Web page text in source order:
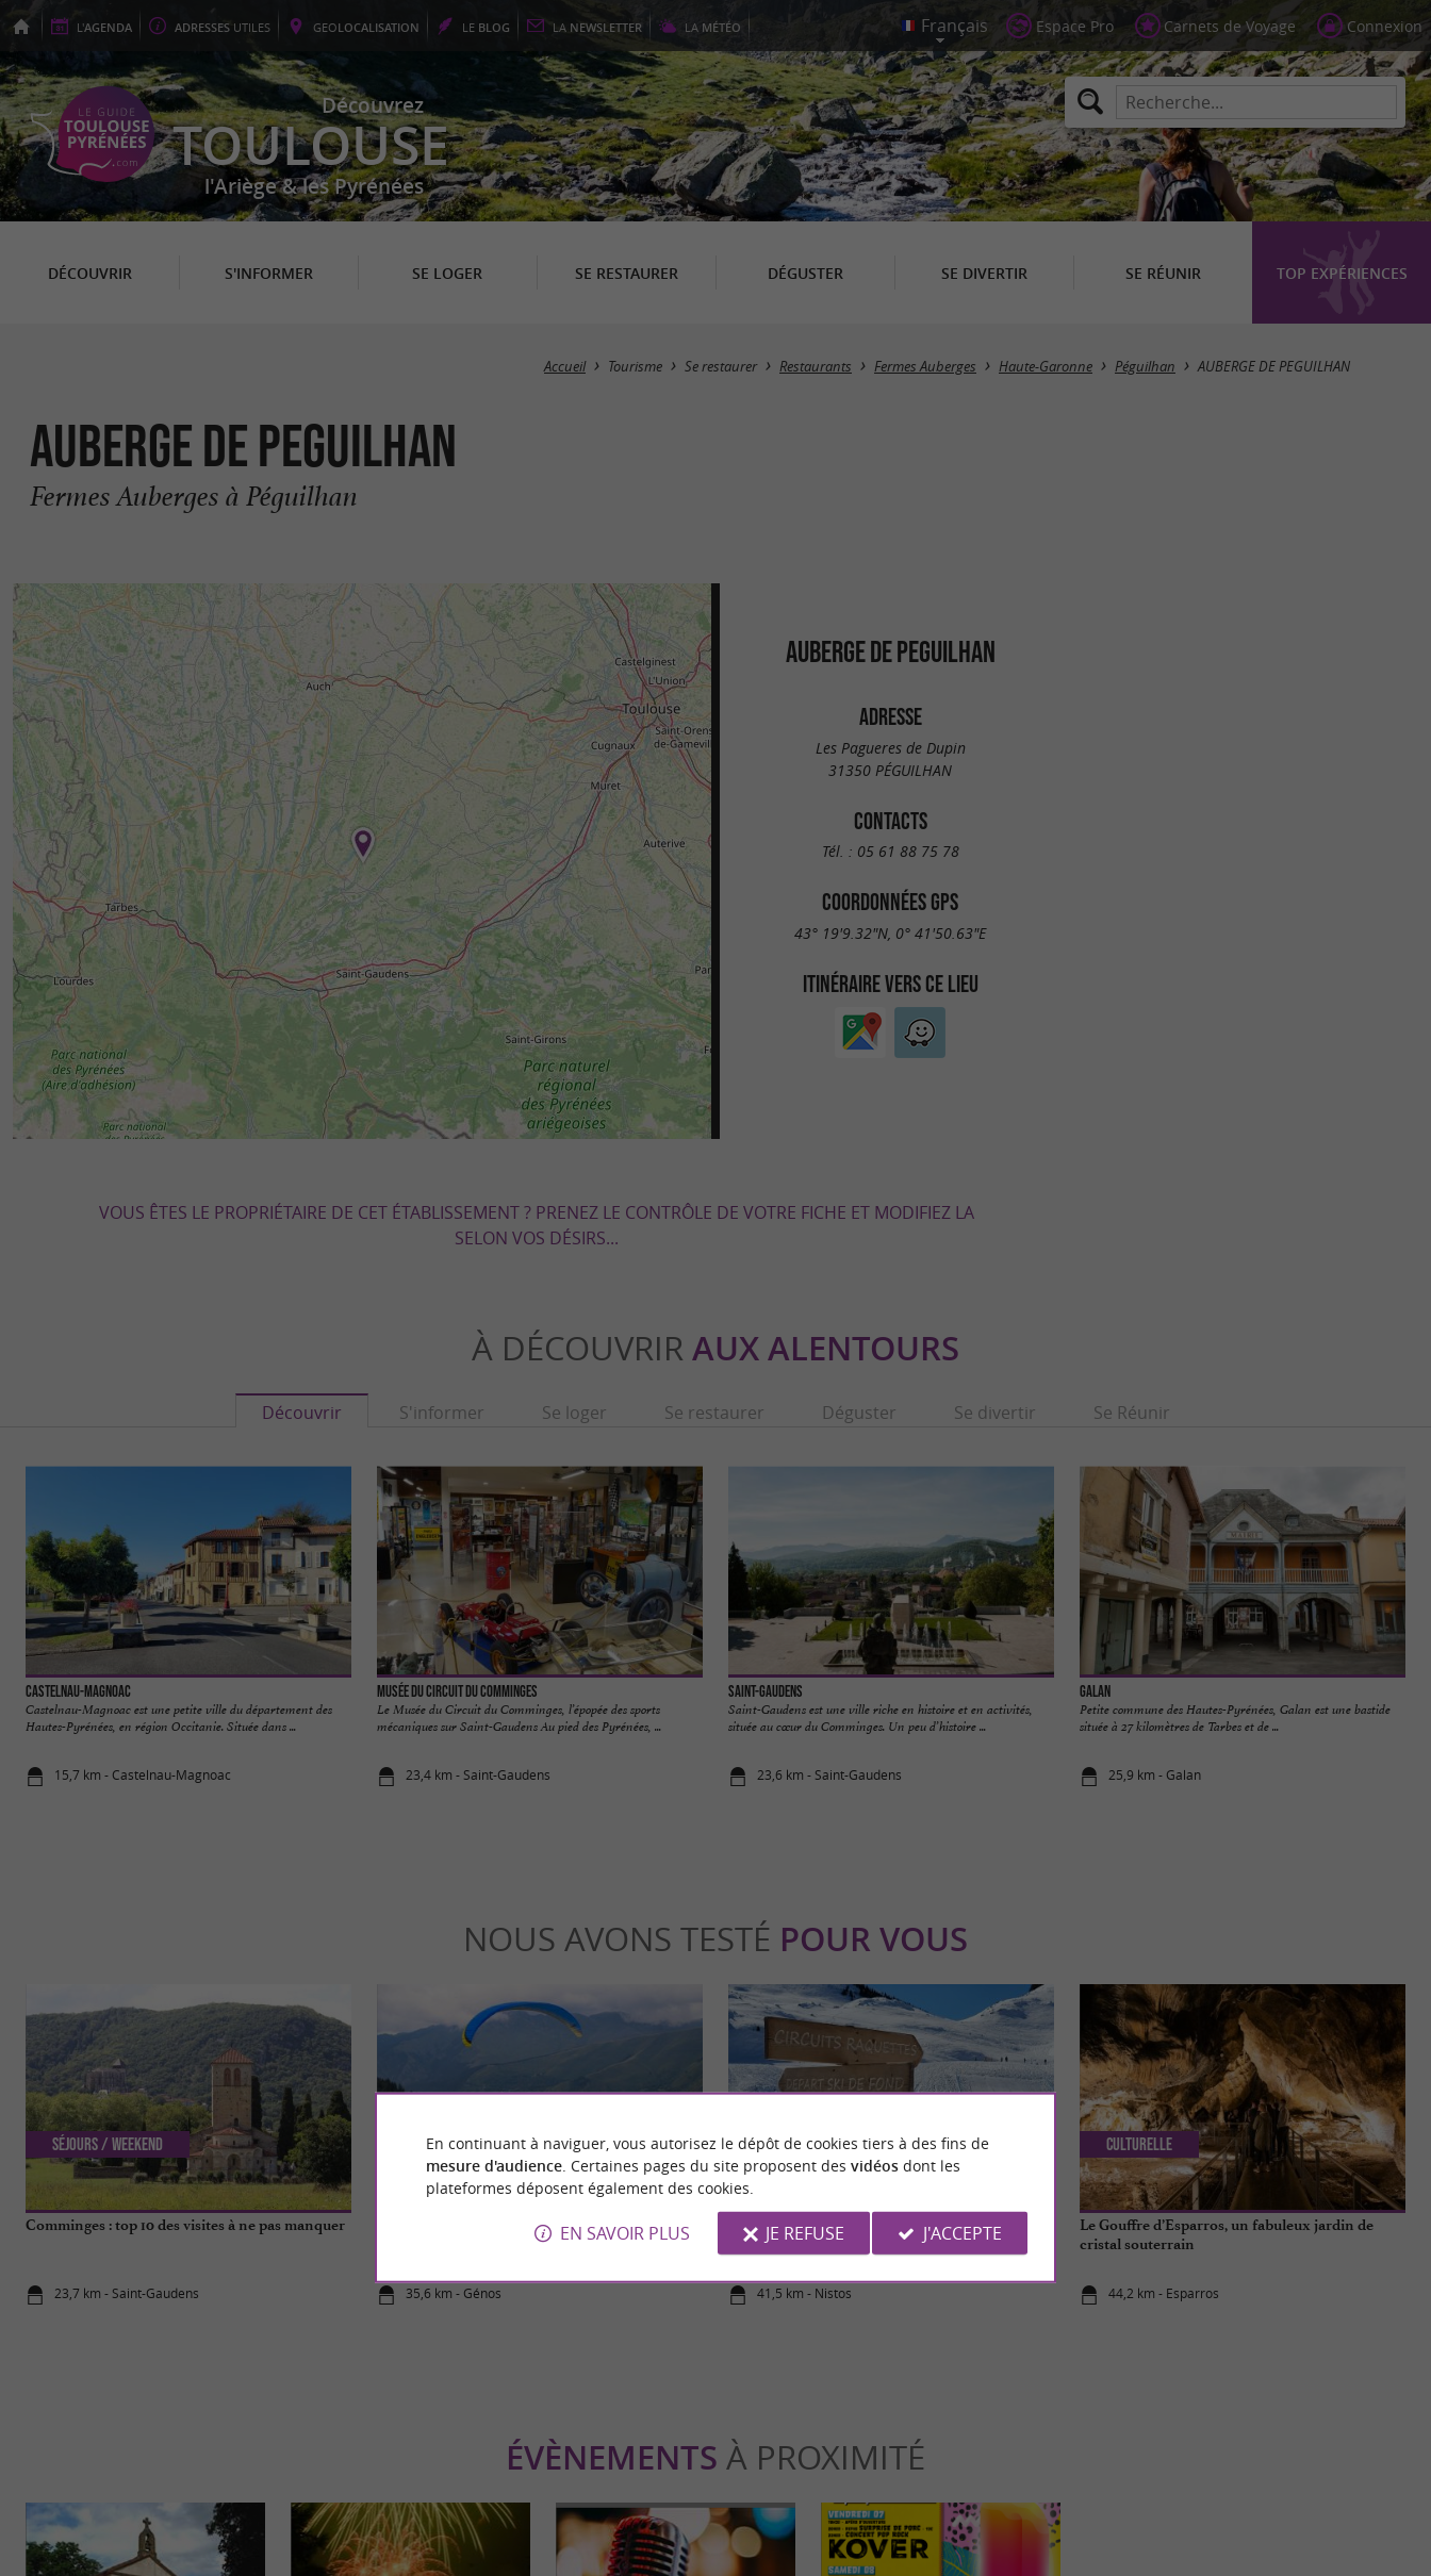
L'AGENDA ADRESSES UTILES GEOLOCALISATION LE BLOG LA NEWSLETTER LA MÉTÉO Espace Pro Carnets de Voyage Connexion
Découvrez
TOULOUSE
l'Ariège & les Pyrénées
DÉCOUVRIR S'INFORMER SE LOGER SE RESTAURER DÉGUSTER SE DIVERTIR SE RÉUNIR TOP EXPÉRIENCES
Accueil Tourisme Se restaurer Restaurants Fermes Auberges Haute-Garonne Péguilhan AUBERGE DE PEGUILHAN
AUBERGE DE PEGUILHAN
Fermes Auberges à Péguilhan
AUBERGE DE PEGUILHAN
ADRESSE
Les Pagueres de Dupin
31350 PÉGUILHAN
CONTACTS
Tél. : 05 61 88 75 78
COORDONNÉES GPS
43° 19'9.32"N, 0° 41'50.63"E
ITINÉRAIRE VERS CE LIEU
VOUS ÊTES LE PROPRIÉTAIRE DE CET ÉTABLISSEMENT ? PRENEZ LE CONTRÔLE DE VOTRE FICHE ET MODIFIEZ LA
SELON VOS DÉSIRS...
À DÉCOUVRIR AUX ALENTOURS
Découvrir S'informer Se loger Se restaurer Déguster Se divertir Se Réunir
Castelnau-Magnoac
Castelnau-Magnoac est une petite ville du département des
Hautes-Pyrénées, en région Occitanie. Située dans ...
15,7 km - Castelnau-Magnoac
Musée du Circuit du Comminges
Le Musée du Circuit du Comminges, l’épopée des sports
mécaniques sur Saint-Gaudens Au pied des Pyrénées, ...
23,4 km - Saint-Gaudens
Saint-Gaudens
Saint-Gaudens est une ville riche en histoire et en activités,
située au cœur du Comminges. Un peu d’histoire ...
23,6 km - Saint-Gaudens
Galan
Petite commune des Hautes-Pyrénées, Galan est une bastide
située à 27 kilomètres de Tarbes et de ...
25,9 km - Galan
NOUS AVONS TESTÉ POUR VOUS
Comminges : top 10 des visites à ne pas manquer
23,7 km - Saint-Gaudens
Séjours / Weekend
Baptême de parapente au-dessus du lac de
Génos-Loudenvielle : une expérience à vivre !
35,6 km - Génos
Incontournable
Les stations de ski nordiques des Pyrénées
41,5 km - Nistos
Mes envies en hiver
Le Gouffre d’Esparros, un fabuleux jardin de
cristal souterrain
44,2 km - Esparros
Culturelle
ÉVÈNEMENTS À PROXIMITÉ
En continuant à naviguer, vous autorisez le dépôt de cookies tiers à des fins de
mesure d'audience. Certaines pages du site proposent des vidéosdont les
plateformes déposent également des cookies.
EN SAVOIR PLUS JE REFUSE J'ACCEPTE